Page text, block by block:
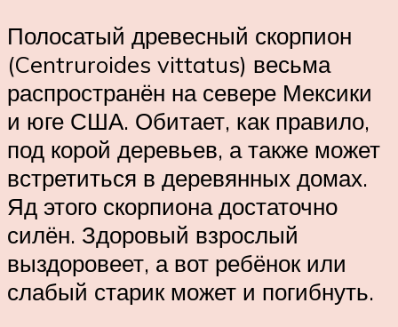
Полосатый древесный скорпион
(Centruroides vittatus) весьма
распространён на севере Мексики
и юге США. Обитает, как правило,
под корой деревьев, а также может
встретиться в деревянных домах.
Яд этого скорпиона достаточно
силён. Здоровый взрослый
выздоровеет, а вот ребёнок или
слабый старик может и погибнуть.